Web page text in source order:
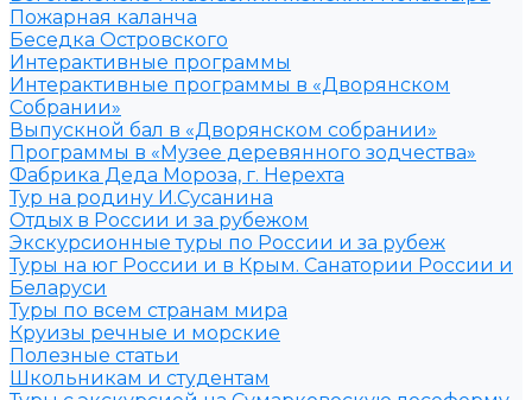
Пожарная каланча
Беседка Островского
Интерактивные программы
Интерактивные программы в «Дворянском
Собрании»
Выпускной бал в «Дворянском собрании»
Программы в «Музее деревянного зодчества»
Фабрика Деда Мороза, г. Нерехта
Тур на родину И.Сусанина
Отдых в России и за рубежом
Экскурсионные туры по России и за рубеж
Туры на юг России и в Крым. Санатории России и
Беларуси
Туры по всем странам мира
Круизы речные и морские
Полезные статьи
Школьникам и студентам